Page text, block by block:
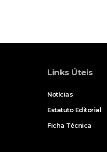
Links Úteis
Notícias
Estatuto Editorial
Ficha Técnica